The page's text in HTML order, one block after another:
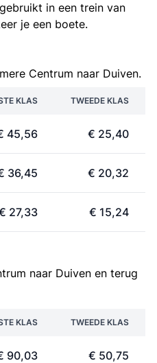
in een trein van
je een boete.
Centrum naar Duiven.
KLAS TWEEDE KLAS
45,56 € 25,40
36,45 € 20,32
27,33 € 15,24
naar Duiven en terug
KLAS TWEEDE KLAS
90,03 € 50,75